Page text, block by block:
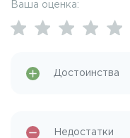
Ваша оценка: